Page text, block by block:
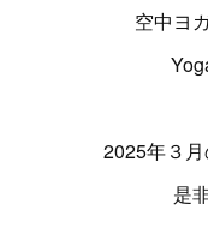
空中ヨ
2025年３月
是